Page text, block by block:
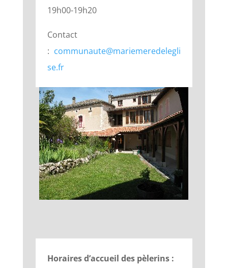
19h00-19h20
Contact
: communaute@mariemeredelegli
se.fr
Horaires d’accueil des pèlerins :